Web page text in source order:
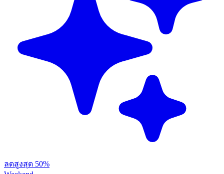
ลดสูงสุด 50%